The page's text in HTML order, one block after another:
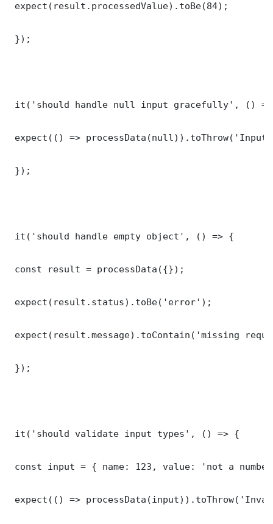
expect(result.processedValue).toBe(84);
});
it('should handle null input gracefully', ()
expect(() =>
});
it('should handle empty object', () => {
const result = processData({});
expect(result.status).toBe('error');
expect(result.message).toContain('missing
});
it('should validate input types', () => {
const input = { name: 123, value: 'not a
expect(() =>